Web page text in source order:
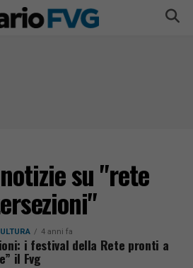
su "rete
4 anni fa
i festival della Rete pronti a
il Fvg